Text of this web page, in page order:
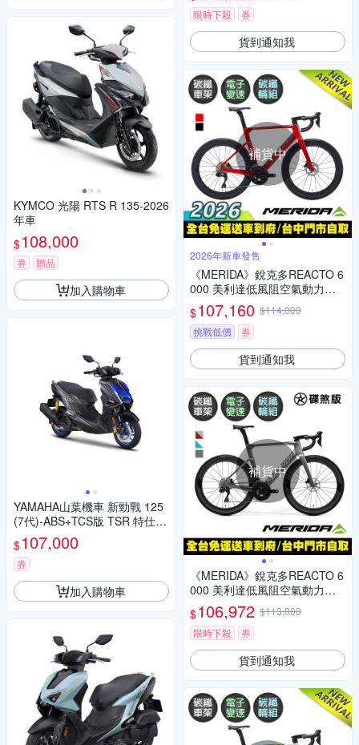
KYMCO 光陽 RTS R 135-2026
年車
$108,000
券 贈品
加入購物車
YAMAHA山葉機車 新勁戰 125
(7代)-ABS+TCS版 TSR 特仕
版-2026年
$107,000
券
加入購物車
車
限時下殺
券
貨到通知我
補貨中
2026年新車發售
《MERIDA》銳克多REACTO 6
000 美利達低風阻空氣動力碳
纖跑車 無附踏板/SC60碳纖板
輪/105電變/巴林勝利/公路車/美
利達2026
$107,160 $114,000
挑戰低價
券
貨到通知我
補貨中
《MERIDA》銳克多REACTO 6
000 美利達低風阻空氣動力碳
纖跑車 無附踏板/碳纖板輪/SHI
MANO105電變/巴林勝利/公路
車
$106,972 $113,800
限時下殺
券
貨到通知我